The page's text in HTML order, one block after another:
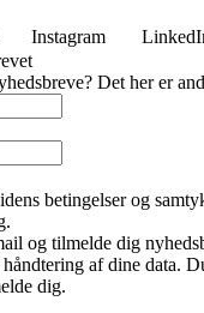
Instagram
Det her er
betingelser og
og tilmelde dig
af dine data.
dig.